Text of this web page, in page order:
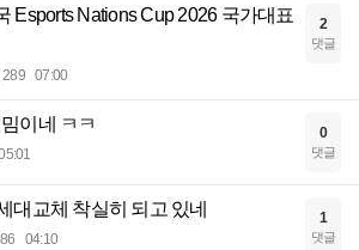
Esports Nations Cup 2026 국가대표
289 07:00
2
댓글
이네 ㅋㅋ 0
댓글
대교체 착실히 되고 있네
04:10
1
댓글